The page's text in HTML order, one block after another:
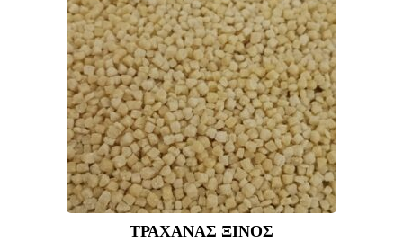
ΤΡΑΧΑΝΆΣ ΞΙΝΌΣ